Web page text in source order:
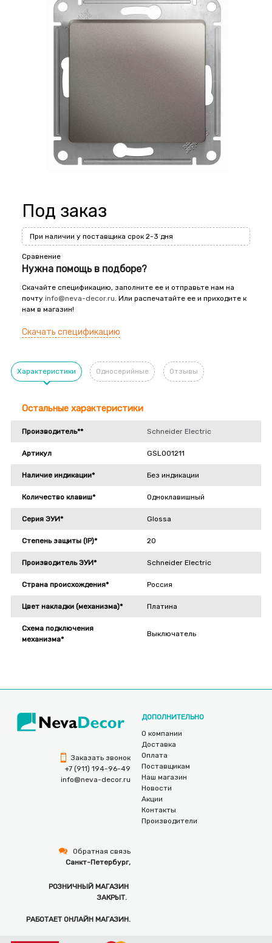
Под заказ
При наличии у поставщика срок 2-3 дня
Сравнение
Нужна помощь в подборе?
Скачайте спецификацию, заполните ее и отправьте нам на
почту info@neva-decor.ru . Или распечатайте ее и приходите к
нам в магазин!
Скачать спецификацию
Характеристики Односерийные Отзывы
Остальные характеристики
Производитель** Schneider Electric
Артикул GSL001211
Наличие индикации* Без индикации
Количество клавиш* Одноклавишный
Серия ЭУИ* Glossa
Степень защиты (IP)* 20
Производитель ЭУИ* Schneider Electric
Страна происхождения* Россия
Цвет накладки (механизма)* Платина
Схема подключения
механизма*
Выключатель
Заказать звонок
+7 (911) 194-96-49
info@neva-decor.ru
Обратная связь
Санкт-Петербург,
РОЗНИЧНЫЙ МАГАЗИН
ЗАКРЫТ.
РАБОТАЕТ ОНЛАЙН МАГАЗИН.
ДОПОЛНИТЕЛЬНО
О компании
Доставка
Оплата
Поставщикам
Наш магазин
Новости
Акции
Контакты
Производители